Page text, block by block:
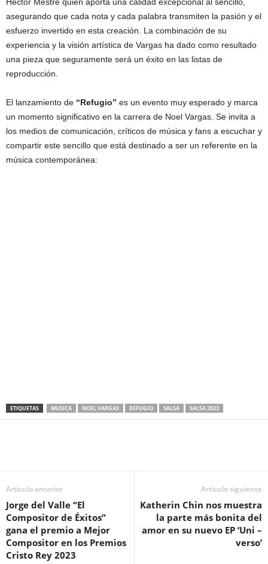
asegurando que cada nota y cada palabra transmiten la pasión y el
esfuerzo invertido en esta creación. La combinación de su
experiencia y la visión artística de Vargas ha dado como resultado
una pieza que seguramente será un éxito en las listas de
reproducción.
El lanzamiento de “Refugio” es un evento muy esperado y marca
un momento significativo en la carrera de Noel Vargas. Se invita a
los medios de comunicación, críticos de música y fans a escuchar y
compartir este sencillo que está destinado a ser un referente en la
música contemporánea:
ETIQUETAS MUSICA NOEL VARGAS REFUGIO SALSA SALSA 2023
Artículo anterior
Jorge del Valle “El
Compositor de Éxitos”
gana el premio a Mejor
Compositor en los Premios
Cristo Rey 2023
Artículo siguiente
Katherin Chin nos muestra
la parte más bonita del
amor en su nuevo EP ‘Uni –
verso’